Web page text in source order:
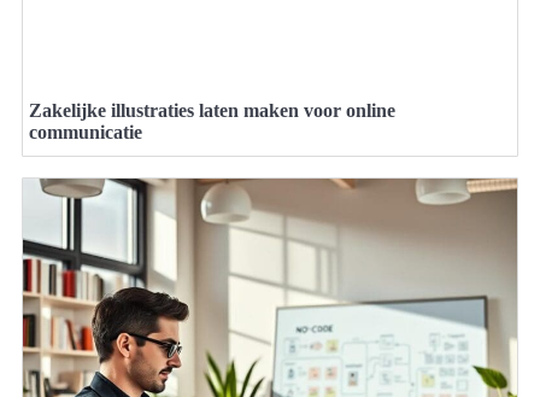
Zakelijke illustraties laten maken voor online
communicatie